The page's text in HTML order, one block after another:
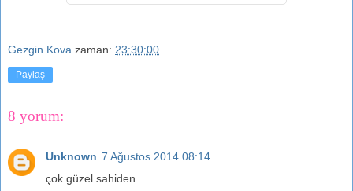
Gezgin Kova zaman: 23:30:00
Paylaş
8 yorum:
Unknown 7 Ağustos 2014 08:14
çok güzel sahiden